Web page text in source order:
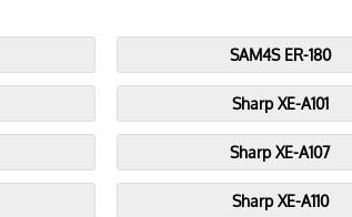
SAM4S ER-180
Sharp XE-A101
Sharp XE-A107
Sharp XE-A110